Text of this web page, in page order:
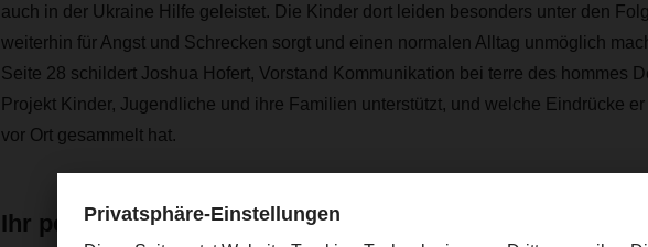
auch in der Ukraine Hilfe geleistet. Die Kinder dort leiden besonders unter den
weiterhin für Angst und Schrecken sorgt und einen normalen Alltag unmöglich
Seite 28 schildert Joshua Hofert, Vorstand Kommunikation bei terre des hommes
Projekt Kinder, Jugendliche und ihre Familien unterstützt, und welche Eindrücke
vor Ort gesammelt hat.
Ihr persönliches Exemplar und Archiv